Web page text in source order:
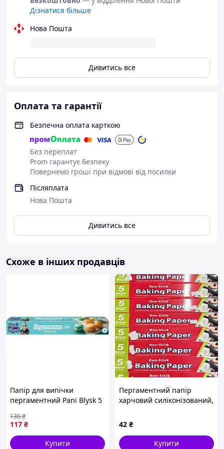
Дізнатися більше
Нова Пошта
Дивитись все
Оплата та гарантії
Безпечна оплата карткою
Без переплат
Prom гарантує безпеку
Повернемо гроші при відмові від посилки
Післяплата
Нова Пошта
Дивитись все
Схоже в інших продавців
Папір для випічки
пергаментний Pani Blysk 5
117 ₴
130₴
Купити
Пергаментний папір
харчовий силіконізований,
метрів, ширина 30 см
42 ₴
Купити